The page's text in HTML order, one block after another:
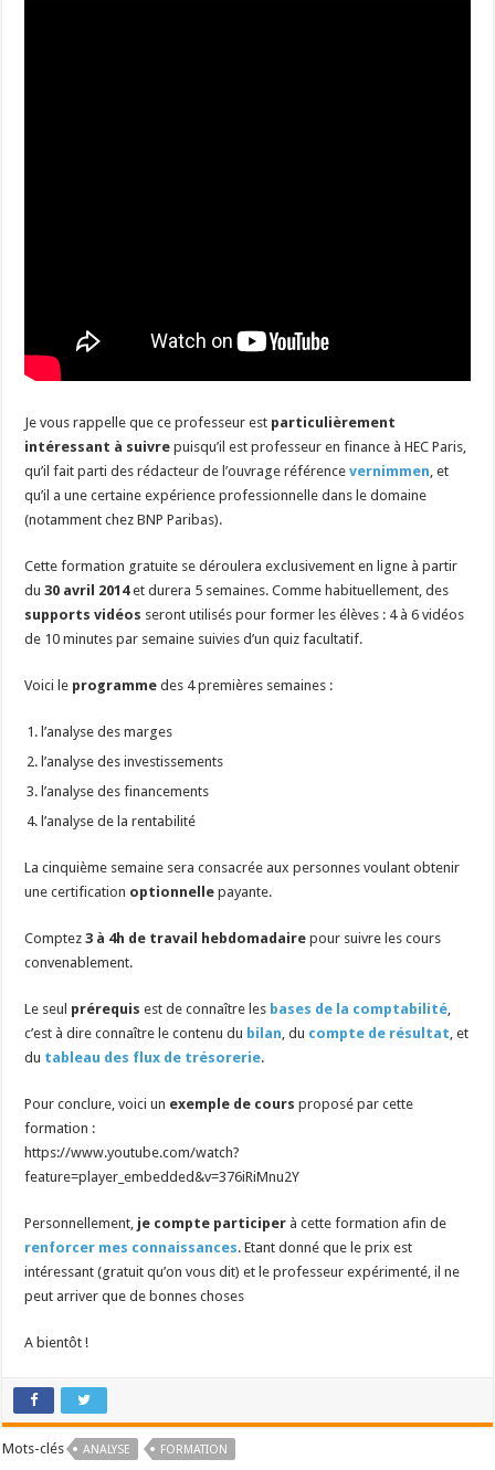
Je vous rappelle que ce professeur est particulièrement
intéressant à suivre puisqu’il est professeur en finance à HEC Paris,
qu’il fait parti des rédacteur de l’ouvrage référencevernimmen, et
qu’il a une certaine expérience professionnelle dans le domaine
(notamment chez BNP Paribas).
Cette formation gratuite se déroulera exclusivement en ligne à partir
du30 avril 2014et durera 5 semaines. Comme habituellement, des
supports vidéos seront utilisés pour former les élèves : 4 à 6 vidéos
de 10 minutes par semaine suivies d’un quiz facultatif.
Voici le programme des 4 premières semaines :
l’analyse des marges
l’analyse des investissements
l’analyse des financements
l’analyse de la rentabilité
La cinquième semaine sera consacrée aux personnes voulant obtenir
une certification optionnelle payante.
Comptez3 à 4h de travail hebdomadaire pour suivre les cours
convenablement.
Le seul prérequis est de connaître les bases de la comptabilité,
c’est à dire connaître le contenu du bilan, du compte de résultat, et
du tableau des flux de trésorerie.
Pour conclure, voici un exemple de cours proposé par cette
formation :
https://www.youtube.com/watch?
feature=player_embedded&v=376iRiMnu2Y
Personnellement, je compte participer à cette formation afin de
renforcer mes connaissances. Etant donné que le prix est
intéressant (gratuit qu’on vous dit) et le professeur expérimenté, il ne
peut arriver que de bonnes choses
A bientôt !
Mots-clés ANALYSE FORMATION